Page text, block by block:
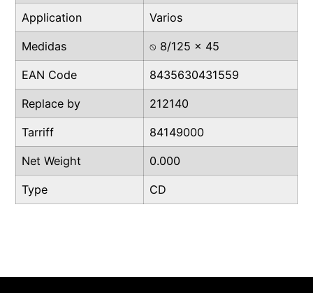
Application Varios
Medidas ⍉ 8/125 x 45
EAN Code 8435630431559
Replace by 212140
Tarriff 84149000
Net Weight 0.000
Type CD